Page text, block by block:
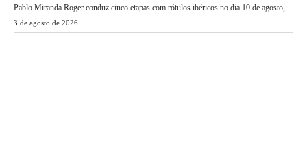
Pablo Miranda Roger conduz cinco etapas com rótulos ibéricos no dia 10 de agosto,...
3 de agosto de 2026